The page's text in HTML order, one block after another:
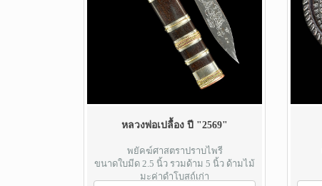
หลวงพ่อเปลื้อง ปี "2569"
พยัคฆ์ศาสตราปราบไพรี
ขนาดใบมีด 2.5 นิ้ว รวมด้าม 5 นิ้ว ด้ามไม้
มะค่าดำโบสถ์เก่า